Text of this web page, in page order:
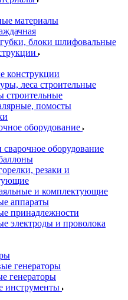
материалы
блоки шлифовальные
конструкции
леса строительные
строительные
помосты
оборудование
сварочное оборудование
резаки и
и комплектующие
аппараты
принадлежности
электроды и проволока
генераторы
генераторы
инструменты